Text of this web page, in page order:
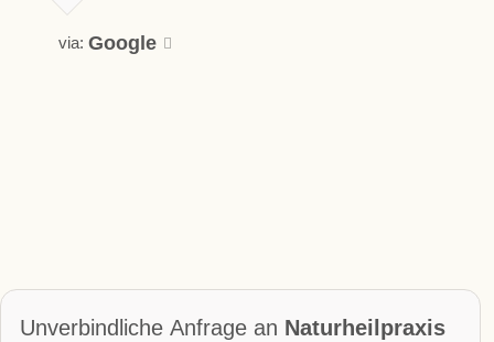
via: Google
Unverbindliche Anfrage an Naturheilpraxis